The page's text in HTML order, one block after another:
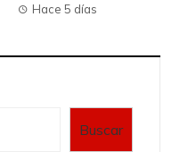
Hace 5 días
Buscar